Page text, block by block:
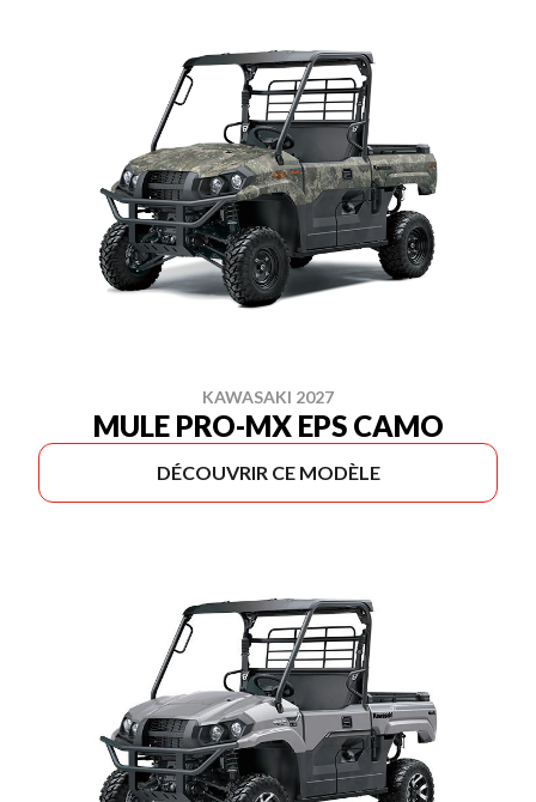
KAWASAKI 2027
MULE PRO-MX EPS CAMO
DÉCOUVRIR CE MODÈLE